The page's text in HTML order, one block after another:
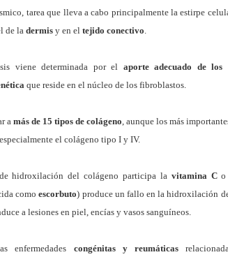
tarea que lleva a cabo principalmente la estirpe
de la dermis y en el tejido conectivo
viene determinada por el aporte adecuado de los
que reside en el núcleo de los fibroblastos.
a más de 15 tipos de colágeno , aunque los más
el colágeno tipo I y IV.
hidroxilación del colágeno participa la vitamina Co
comoescorbuto) produce un fallo en la hidroxilación
a lesiones en piel, encías y vasos sanguíneos.
enfermedades congénitas y reumáticas